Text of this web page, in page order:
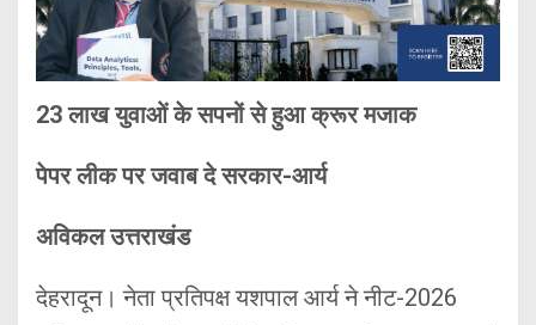
23 लाख युवाओं के सपनों से हुआ क्रूर मजाक
पेपर लीक पर जवाब दे सरकार-आर्य
अविकल उत्तराखंड
देहरादून। नेता प्रतिपक्ष यशपाल आर्य ने नीट-2026